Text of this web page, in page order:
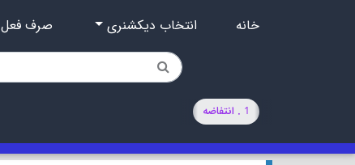
خانه انتخاب دیکشنری صرف فعل
1 . انتفاضه